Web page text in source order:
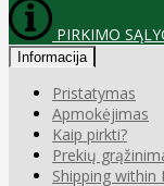
PIRKIMO
Informacija
Pristatymas
Apmokėjimas
Kaip pirkti?
Prekių
Shipping within